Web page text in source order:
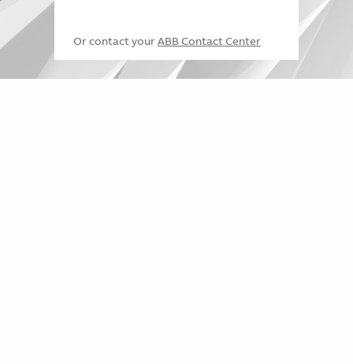
Or contact your ABB Contact Center